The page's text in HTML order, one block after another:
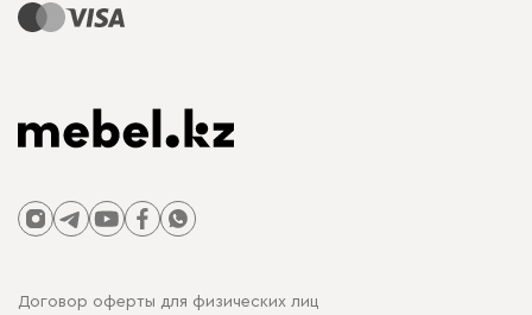
Договор оферты для физических лиц